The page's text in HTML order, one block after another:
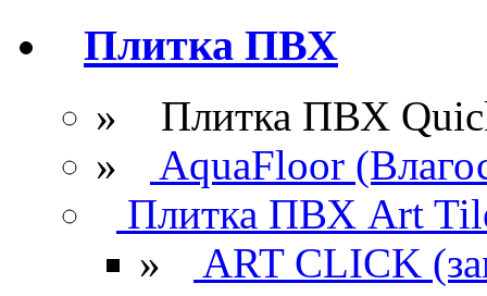
Плитка ПВХ
» Плитка ПВХ
»
AquaFloor
Плитка ПВХ Art
»
ART CLICK